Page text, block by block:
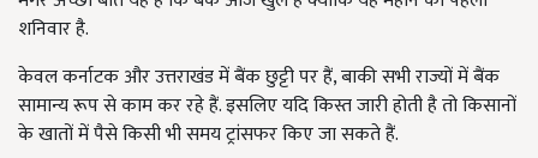
शनिवार है.
केवल कर्नाटक और उत्तराखंड में बैंक छुट्टी पर हैं, बाकी सभी राज्यों में बैंक
सामान्य रूप से काम कर रहे हैं. इसलिए यदि किस्त जारी होती है तो किसानों
के खातों में पैसे किसी भी समय ट्रांसफर किए जा सकते हैं.